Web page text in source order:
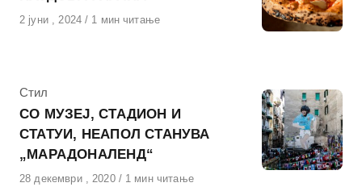
Објавено
2 јуни , 2024 1 мин читање
КАтегорија
Стил
СО МУЗЕЈ, СТАДИОН И
СТАТУИ, НЕАПОЛ СТАНУВА
„МАРАДОНАЛЕНД“
Објавено
28 декември , 2020 1 мин читање